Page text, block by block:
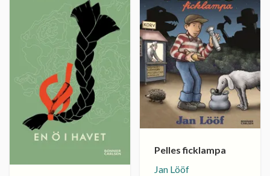
Pelles ficklampa
Jan Lööf